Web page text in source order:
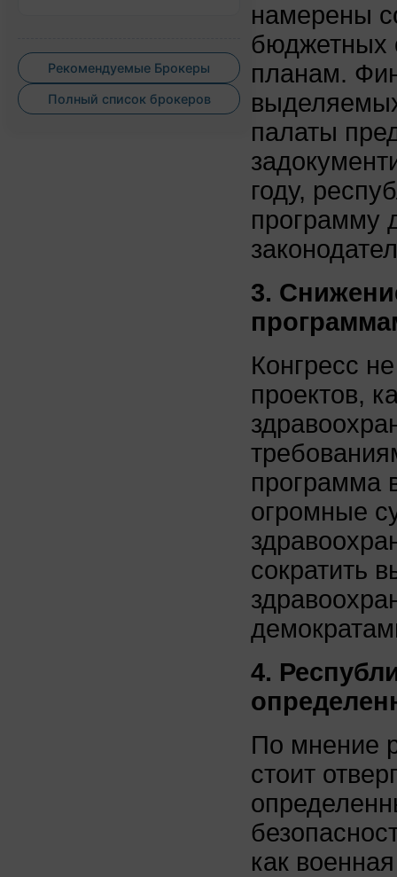
Рекомендуемые Брокеры
Полный список брокеров
намерены
бюджетных
планам.
палаты
году,
программу
3.
Конгресс
проектов,
программа
огромные
сократить
4.
По мнение
стоит
как